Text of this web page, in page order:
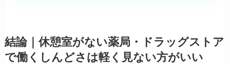
結論｜休憩室がない薬局・ドラッグストア
で働くしんどさは軽く見ない方がいい